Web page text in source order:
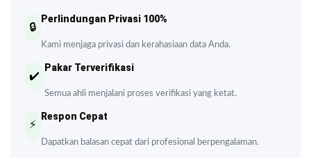
🔒
Perlindungan Privasi 100%
Kami menjaga privasi dan kerahasiaan data Anda.
✔️
Pakar Terverifikasi
Semua ahli menjalani proses verifikasi yang ketat.
⚡
Respon Cepat
Dapatkan balasan cepat dari profesional berpengalaman.